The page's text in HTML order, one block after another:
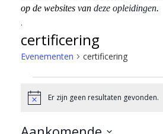
op de websites van deze opleidingen.
.
certificering
Evenementen certificering
Evenementen
BerichtEr zijn geen resultaten gevonden.